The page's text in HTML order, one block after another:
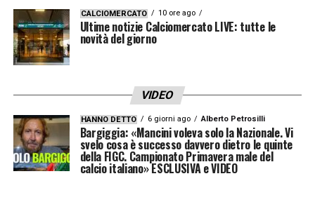
CALCIOMERCATO 10 ore ago
Ultime notizie Calciomercato LIVE: tutte le
novità del giorno
VIDEO
HANNO DETTO 6 giorni ago Alberto Petrosilli
Bargiggia: «Mancini voleva solo la Nazionale. Vi
svelo cosa è successo davvero dietro le quinte
della FIGC. Campionato Primavera male del
calcio italiano» ESCLUSIVA e VIDEO